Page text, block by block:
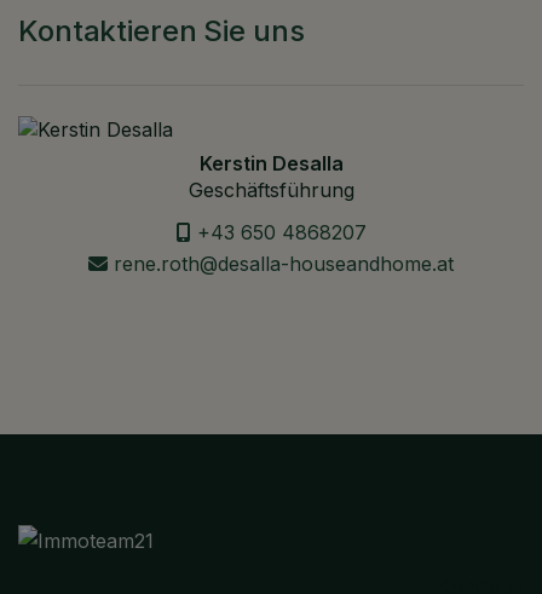
Kontaktieren Sie uns
Kerstin Desalla
Geschäftsführung
+43 650 4868207
rene.roth@desalla-houseandhome.at